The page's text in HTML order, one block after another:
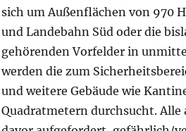
sich um Außenflächen von 970
und Landebahn Süd oder die
gehörenden Vorfelder in
werden die zum
und weitere Gebäude wie
Quadratmetern durchsucht.